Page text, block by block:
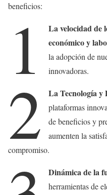
beneficios:
1
La velocidad de
económico y
la adopción de
innovadoras.
2 La Tecnología y
plataformas
de beneficios y
aumenten la
compromiso.
Dinámica de la
herramientas de